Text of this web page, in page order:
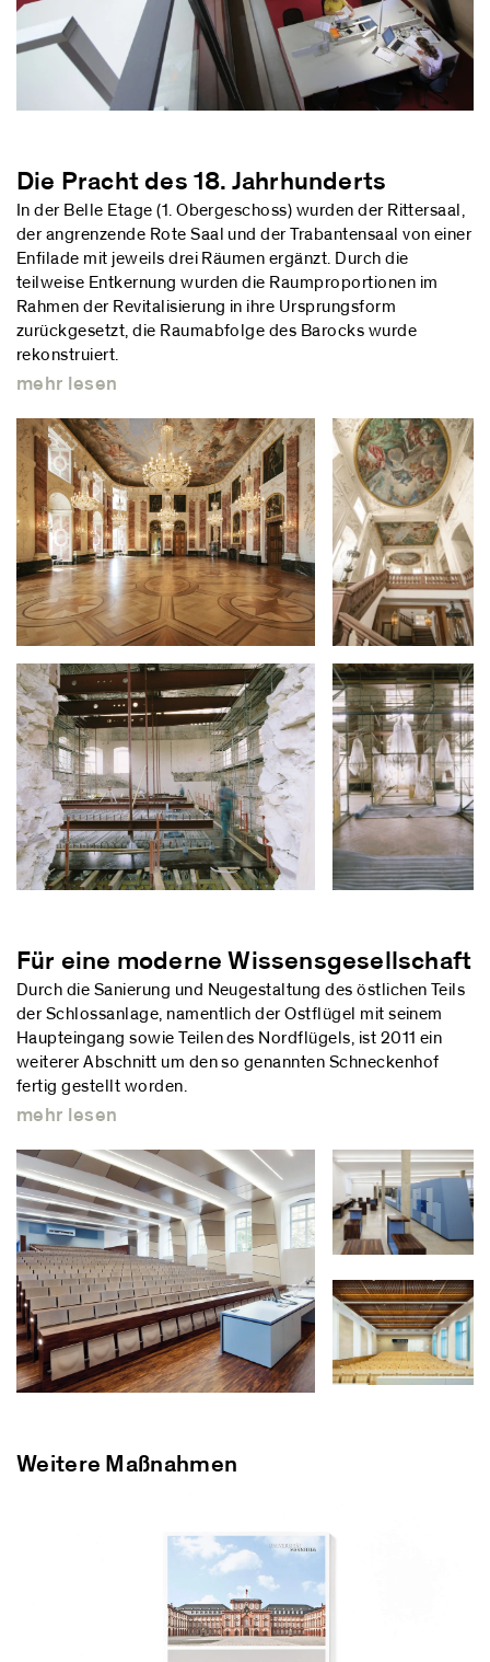
Die Pracht des 18. Jahrhunderts
In der Belle Etage (1. Obergeschoss) wurden der Rittersaal,
der angrenzende Rote Saal und der Trabantensaal von einer
Enfilade mit jeweils drei Räumen ergänzt. Durch die
teilweise Entkernung wurden die Raumproportionen im
Rahmen der Revitalisierung in ihre Ursprungsform
zurückgesetzt, die Raumabfolge des Barocks wurde
rekonstruiert.
mehr lesen
Für eine moderne Wissensgesellschaft
Durch die Sanierung und Neugestaltung des östlichen Teils
der Schlossanlage, namentlich der Ostflügel mit seinem
Haupteingang sowie Teilen des Nordflügels, ist 2011 ein
weiterer Abschnitt um den so genannten Schneckenhof
fertig gestellt worden.
mehr lesen
Weitere Maßnahmen